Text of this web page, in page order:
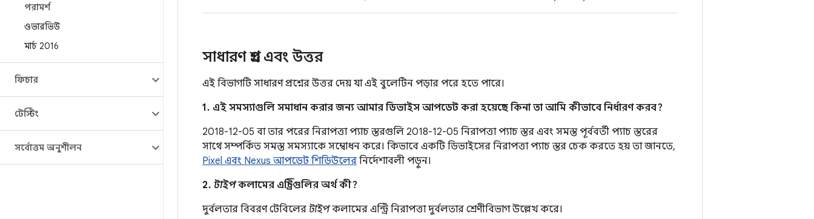
পরামর্শ
ওভারভিউ
মার্চ 2016
ফিচার
টেস্টিং
সর্বোত্তম অনুশীলন
সাধারণ প্রশ্ন এবং উত্তর
এই বিভাগটি সাধারণ প্রশ্নের উত্তর দেয় যা এই বুলেটিন পড়ার পরে হতে পারে।
1. এই সমস্যাগুলি সমাধান করার জন্য আমার ডিভাইস আপডেট করা হয়েছে কিনা তা আমি কীভাবে নির্ধারণ করব?
2018-12-05 বা তার পরের নিরাপত্তা প্যাচ স্তরগুলি 2018-12-05 নিরাপত্তা প্যাচ স্তর এবং সমস্ত পূর্ববর্তী প্যাচ স্তরের
সাথে সম্পর্কিত সমস্ত সমস্যাকে সম্বোধন করে। কিভাবে একটি ডিভাইসের নিরাপত্তা প্যাচ স্তর চেক করতে হয় তা জানতে,
Pixel এবং Nexus আপডেট শিডিউলের নির্দেশাবলী পড়ুন।
2. টাইপকলামের এন্ট্রিগুলির অর্থ কী?
দুর্বলতার বিবরণ টেবিলের টাইপকলামের এন্ট্রি নিরাপত্তা দুর্বলতার শ্রেণীবিভাগ উল্লেখ করে।